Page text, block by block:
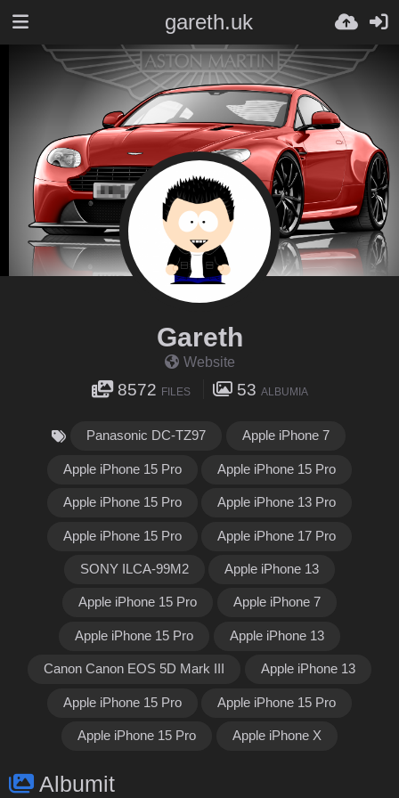
gareth.uk
Gareth
Website
8572 FILES 53 ALBUMIA
Panasonic DC-TZ97 Apple iPhone 7
Apple iPhone 15 Pro Apple iPhone 15 Pro
Apple iPhone 15 Pro Apple iPhone 13 Pro
Apple iPhone 15 Pro Apple iPhone 17 Pro
SONY ILCA-99M2 Apple iPhone 13
Apple iPhone 15 Pro Apple iPhone 7
Apple iPhone 15 Pro Apple iPhone 13
Canon Canon EOS 5D Mark III Apple iPhone 13
Apple iPhone 15 Pro Apple iPhone 15 Pro
Apple iPhone 15 Pro Apple iPhone X
Albumit